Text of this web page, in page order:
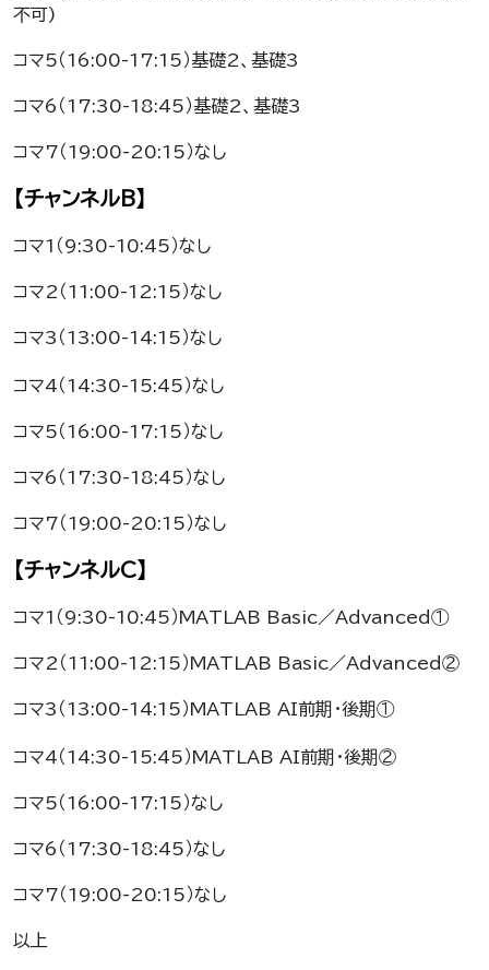
不可)
コマ5（16:00-17:15）基礎2、基礎3
コマ6（17:30-18:45）基礎2、基礎3
コマ7（19:00-20:15）なし
【チャンネルB】
コマ1（9:30-10:45）なし
コマ2（11:00-12:15）なし
コマ3（13:00-14:15）なし
コマ4（14:30-15:45）なし
コマ5（16:00-17:15）なし
コマ6（17:30-18:45）なし
コマ7（19:00-20:15）なし
【チャンネルC】
コマ1（9:30-10:45）MATLAB Basic／Advanced①
コマ2（11:00-12:15）MATLAB Basic／Advanced②
コマ3（13:00-14:15）MATLAB AI前期・後期①
コマ4（14:30-15:45）MATLAB AI前期・後期②
コマ5（16:00-17:15）なし
コマ6（17:30-18:45）なし
コマ7（19:00-20:15）なし
以上